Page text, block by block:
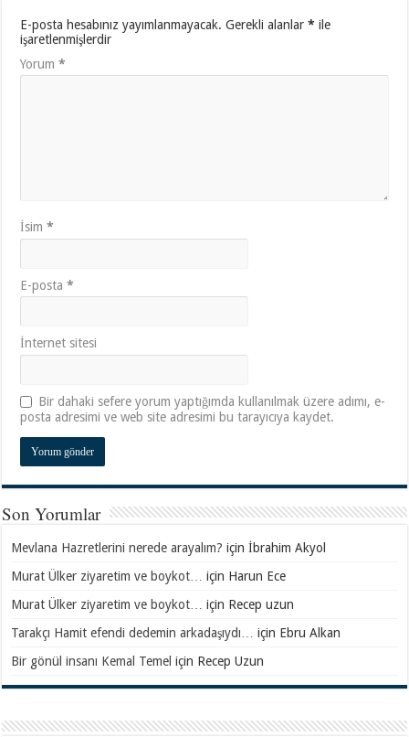
E-posta hesabınız yayımlanmayacak. Gerekli alanlar* ile
işaretlenmişlerdir
Yorum*
İsim*
E-posta*
İnternet sitesi
Bir dahaki sefere yorum yaptığımda kullanılmak üzere adımı, e-
posta adresimi ve web site adresimi bu tarayıcıya kaydet.
Son Yorumlar
Mevlana Hazretlerini nerede arayalım? içinİbrahim Akyol
Murat Ülker ziyaretim ve boykot…
için Harun Ece
Murat Ülker ziyaretim ve boykot…
için Recep uzun
Tarakçı Hamit efendi dedemin arkadaşıydı…
için Ebru Alkan
Bir gönül insanı Kemal Temel için Recep Uzun